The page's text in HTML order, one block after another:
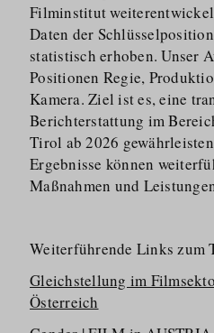
Filminstitut
Daten der
statistisch erhoben. Unser
Positionen Regie,
Kamera. Ziel ist es, eine
Berichterstattung im
Tirol ab 2026
Ergebnisse können
Maßnahmen und
Weiterführende Links zum
Gleichstellung im
Österreich